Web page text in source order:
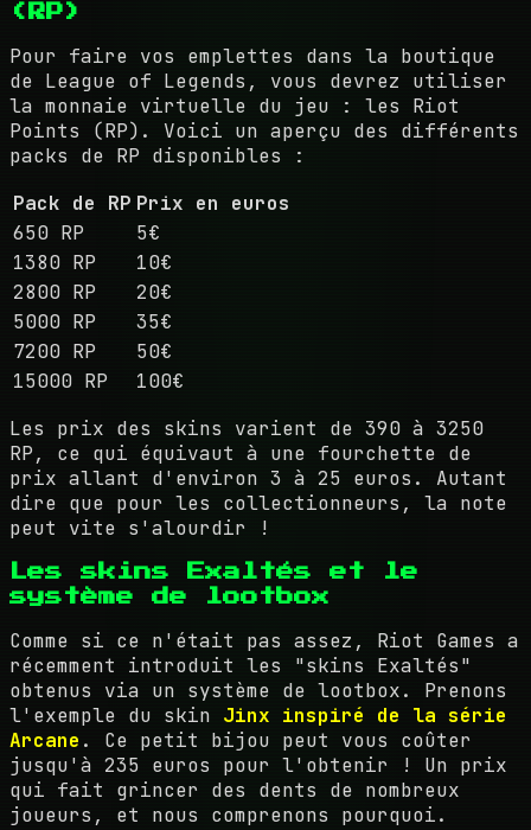
(RP)
Pour faire vos emplettes dans la boutique
de League of Legends, vous devrez utiliser
la monnaie virtuelle du jeu : les Riot
Points (RP). Voici un aperçu des différents
packs de RP disponibles :
Pack de RP Prix en euros
650 RP
5€
1380 RP
10€
2800 RP
20€
5000 RP
35€
7200 RP
50€
15000 RP
100€
Les prix des skins varient de 390 à 3250
RP, ce qui équivaut à une fourchette de
prix allant d'environ 3 à 25 euros. Autant
dire que pour les collectionneurs, la note
peut vite s'alourdir !
Les skins Exaltés et le
système de lootbox
Comme si ce n'était pas assez, Riot Games a
récemment introduit les "skins Exaltés"
obtenus via un système de lootbox. Prenons
l'exemple du skin Jinx inspiré de la série
Arcane . Ce petit bijou peut vous coûter
jusqu'à 235 euros pour l'obtenir ! Un prix
qui fait grincer des dents de nombreux
joueurs, et nous comprenons pourquoi.